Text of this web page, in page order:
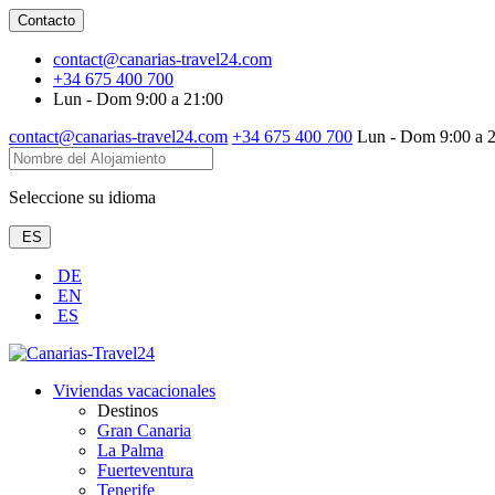
Contacto
contact@canarias-travel24.com
+34 675 400 700
Lun - Dom 9:00 a 21:00
contact@canarias-travel24.com +34 675 400 700 Lun - Dom 9:00 a
Seleccione su idioma
ES
DE
EN
ES
Viviendas vacacionales
Destinos
Gran Canaria
La Palma
Fuerteventura
Tenerife